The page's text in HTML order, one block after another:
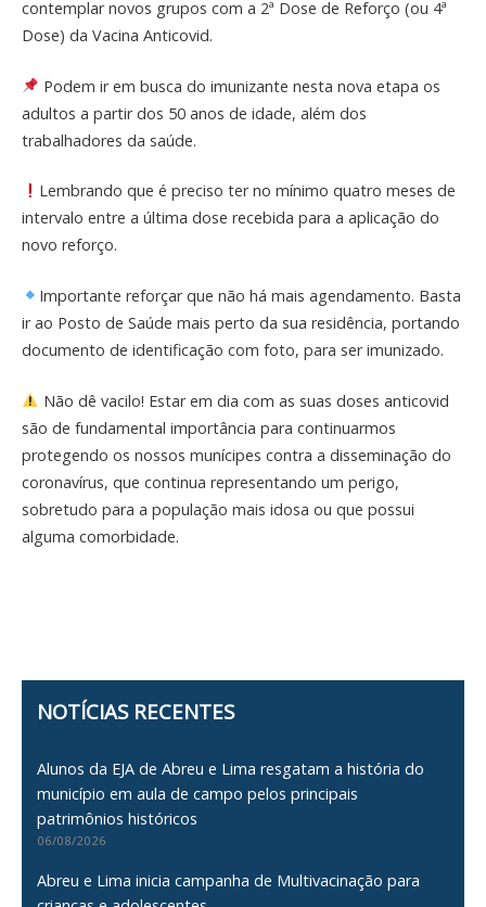
contemplar novos grupos com a 2ª Dose de Reforço (ou 4ª
Dose) da Vacina Anticovid.
Podem ir em busca do imunizante nesta nova etapa os
adultos a partir dos 50 anos de idade, além dos
trabalhadores da saúde.
Lembrando que é preciso ter no mínimo quatro meses de
intervalo entre a última dose recebida para a aplicação do
novo reforço.
Importante reforçar que não há mais agendamento. Basta
ir ao Posto de Saúde mais perto da sua residência, portando
documento de identificação com foto, para ser imunizado.
Não dê vacilo! Estar em dia com as suas doses anticovid
são de fundamental importância para continuarmos
protegendo os nossos munícipes contra a disseminação do
coronavírus, que continua representando um perigo,
sobretudo para a população mais idosa ou que possui
alguma comorbidade.
NOTÍCIAS RECENTES
Alunos da EJA de Abreu e Lima resgatam a história do
município em aula de campo pelos principais
patrimônios históricos
06/08/2026
Abreu e Lima inicia campanha de Multivacinação para